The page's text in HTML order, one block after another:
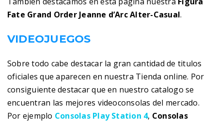
Fate Grand Order Jeanne d’Arc Alter-Casual.
VIDEOJUEGOS
Sobre todo cabe destacar la gran cantidad de titulos
oficiales que aparecen en nuestra Tienda online. Por
consiguiente destacar que en nuestro catalogo se
encuentran las mejores videoconsolas del mercado.
Por ejemplo Consolas Play Station 4, Consolas